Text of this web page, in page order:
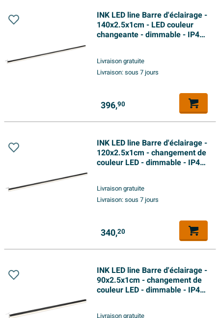
INK LED line Barre d'éclairage -
140x2.5x1cm - LED couleur
changeante - dimmable - IP44
Livraison gratuite
Livraison:sous 7 jours
396,90
INK LED line Barre d'éclairage -
120x2.5x1cm - changement de
couleur LED - dimmable - IP44
Livraison gratuite
Livraison:sous 7 jours
340,20
INK LED line Barre d'éclairage -
90x2.5x1cm - changement de
couleur LED - dimmable - IP44
Livraison gratuite